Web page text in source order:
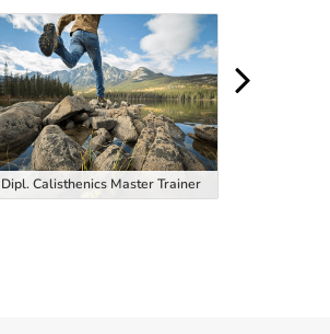
Dipl. Calisthenics Master Trainer